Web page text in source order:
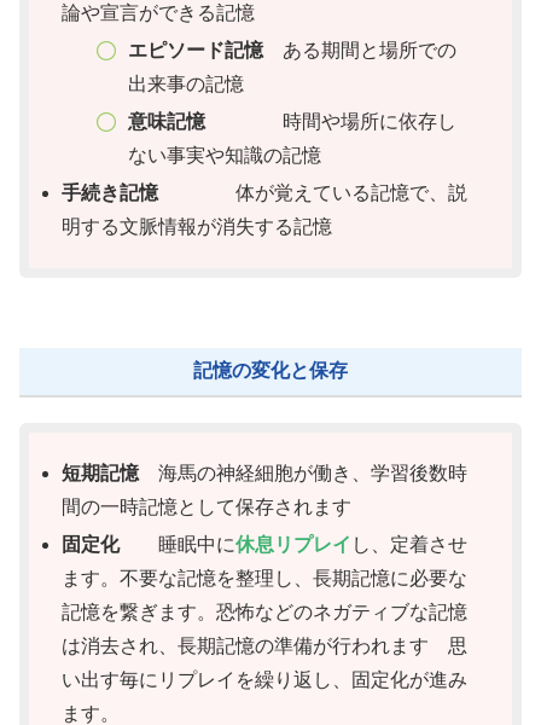
論や宣言ができる記憶
エピソード記憶ある期間と場所での
出来事の記憶
意味記憶時間や場所に依存し
ない事実や知識の記憶
手続き記憶体が覚えている記憶で、説
明する文脈情報が消失する記憶
記憶の変化と保存
短期記憶 海馬の神経細胞が働き、学習後数時
間の一時記憶として保存されます
固定化睡眠中に休息リプレイ し、定着させ
ます。不要な記憶を整理し、長期記憶に必要な
記憶を繋ぎます。恐怖などのネガティブな記憶
は消去され、長期記憶の準備が行われます 思
い出す毎にリプレイを繰り返し、固定化が進み
ます。